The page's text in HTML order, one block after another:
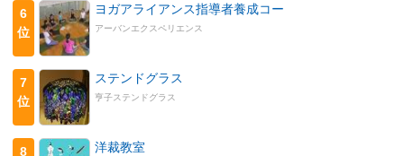
6
位
ヨガアライアンス指導者養成コー
アーバンエクスペリエンス
7
位
ステンドグラス
亨子ステンドグラス
8
洋裁教室